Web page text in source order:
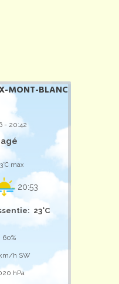
MONT-BLANC
- 20:42
max
20:53
23°C
60%
h SW
hPa